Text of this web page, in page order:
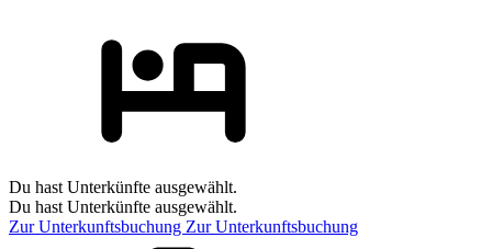
Du hast Unterkünfte ausgewählt.
Du hast Unterkünfte ausgewählt.
Zur Unterkunftsbuchung Zur Unterkunftsbuchung